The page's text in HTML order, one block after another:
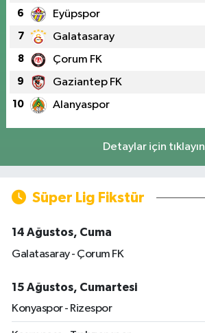
6 Eyüpspor
7 Galatasaray
8 Çorum FK
9 Gaziantep FK
10 Alanyaspor
Detaylar için tıklayın
Süper Lig Fikstür
14 Ağustos, Cuma
Galatasaray - Çorum FK
15 Ağustos, Cumartesi
Konyaspor - Rizespor